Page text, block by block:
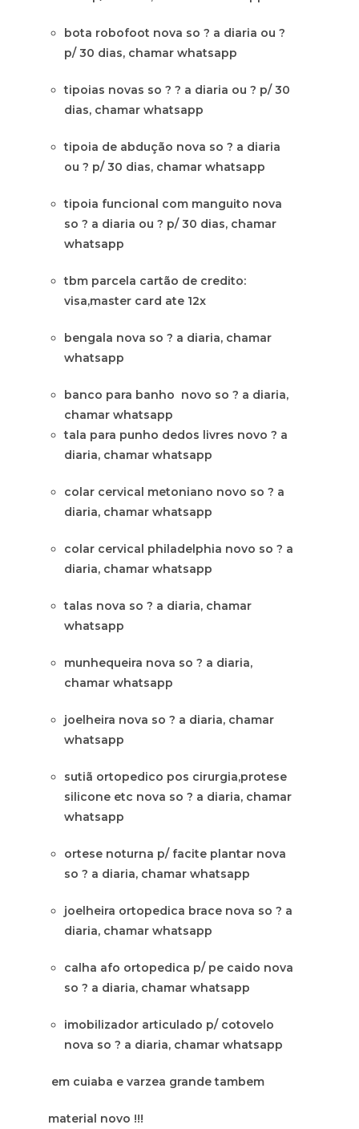
bota robofoot nova so ? a diaria ou ?
p/ 30 dias, chamar whatsapp
tipoias novas so ? ? a diaria ou ? p/ 30
dias, chamar whatsapp
tipoia de abdução nova so ? a diaria
ou ? p/ 30 dias, chamar whatsapp
tipoia funcional com manguito nova
so ? a diaria ou ? p/ 30 dias, chamar
whatsapp
tbm parcela cartão de credito:
visa,master card ate 12x
bengala nova so ? a diaria, chamar
whatsapp
banco para banho novo so ? a diaria,
chamar whatsapp
tala para punho dedos livres novo ? a
diaria, chamar whatsapp
colar cervical metoniano novo so ? a
diaria, chamar whatsapp
colar cervical philadelphia novo so ? a
diaria, chamar whatsapp
talas nova so ? a diaria, chamar
whatsapp
munhequeira nova so ? a diaria,
chamar whatsapp
joelheira nova so ? a diaria, chamar
whatsapp
sutiã ortopedico pos cirurgia,protese
silicone etc nova so ? a diaria, chamar
whatsapp
ortese noturna p/ facite plantar nova
so ? a diaria, chamar whatsapp
joelheira ortopedica brace nova so ? a
diaria, chamar whatsapp
calha afo ortopedica p/ pe caido nova
so ? a diaria, chamar whatsapp
imobilizador articulado p/ cotovelo
nova so ? a diaria, chamar whatsapp
em cuiaba e varzea grande tambem
material novo !!!